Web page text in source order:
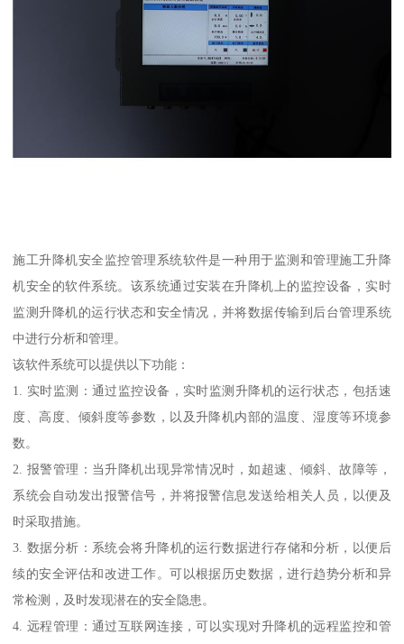
施工升降机安全监控管理系统软件是一种用于监测和管理施工升降
机安全的软件系统。该系统通过安装在升降机上的监控设备，实时
监测升降机的运行状态和安全情况，并将数据传输到后台管理系统
中进行分析和管理。
该软件系统可以提供以下功能：
1. 实时监测：通过监控设备，实时监测升降机的运行状态，包括速
度、高度、倾斜度等参数，以及升降机内部的温度、湿度等环境参
数。
2. 报警管理：当升降机出现异常情况时，如超速、倾斜、故障等，
系统会自动发出报警信号，并将报警信息发送给相关人员，以便及
时采取措施。
3. 数据分析：系统会将升降机的运行数据进行存储和分析，以便后
续的安全评估和改进工作。可以根据历史数据，进行趋势分析和异
常检测，及时发现潜在的安全隐患。
4. 远程管理：通过互联网连接，可以实现对升降机的远程监控和管